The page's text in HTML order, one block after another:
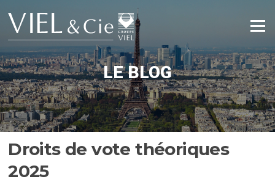
contenu
Menu
LE BLOG
Droits de vote théoriques
2025